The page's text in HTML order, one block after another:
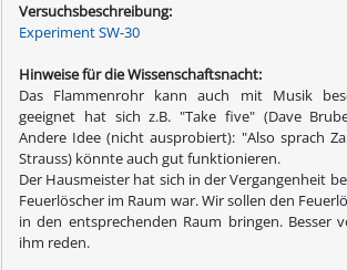
Versuchsbeschreibung:
Experiment SW-30
Hinweise für die Wissenschaftsnacht:
Das Flammenrohr kann auch mit Musik
geeignet hat sich z.B. "Take five" (Dave
Andere Idee (nicht ausprobiert): "Also sprach
Strauss) könnte auch gut funktionieren.
Der Hausmeister hat sich in der Vergangenheit
Feuerlöscher im Raum war. Wir sollen den
in den entsprechenden Raum bringen. Besser
ihm reden.